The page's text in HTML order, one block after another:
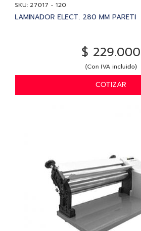
SKU: 27017 - 120
LAMINADOR ELECT. 280 MM PARETI
$ 229.000
(Con IVA incluido)
COTIZAR